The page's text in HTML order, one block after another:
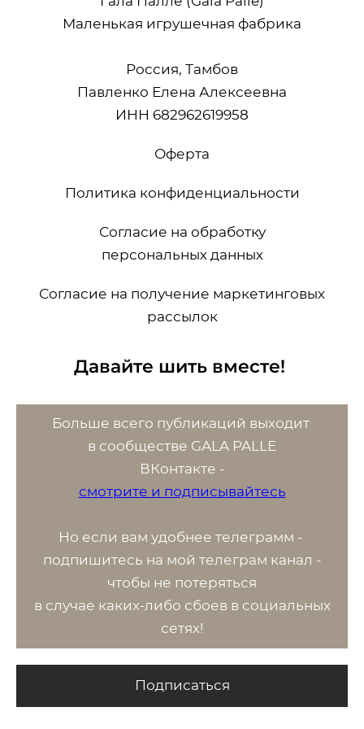
Маленькая игрушечная фабрика
Россия, Тамбов
Павленко Елена Алексеевна
ИНН 682962619958
Оферта
Политика конфиденциальности
Согласие на обработку
персональных данных
Согласие на получение маркетинговых
рассылок
Давайте шить вместе!
Больше всего публикаций выходит
в сообществе GALA PALLE
ВКонтакте -
смотрите и подписывайтесь
Но если вам удобнее телеграмм -
подпишитесь на мой телеграм канал -
чтобы не потеряться
в случае каких-либо сбоев в социальных
сетях!
Подписаться